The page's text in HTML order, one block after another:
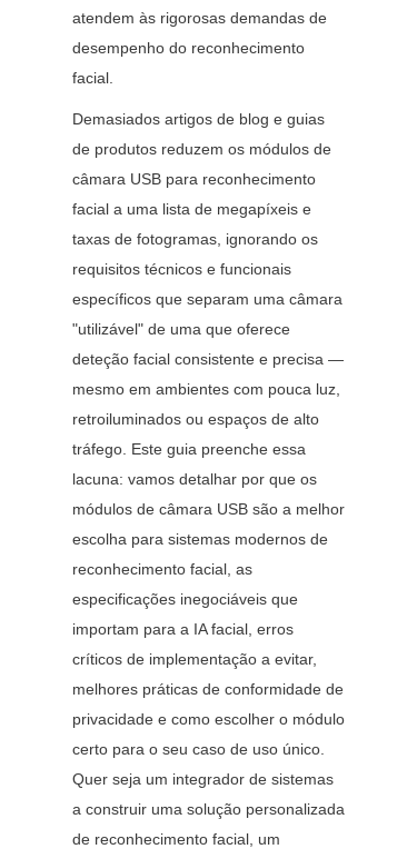
atendem às rigorosas demandas de
desempenho do reconhecimento
facial.
Demasiados artigos de blog e guias
de produtos reduzem os módulos de
câmara USB para reconhecimento
facial a uma lista de megapíxeis e
taxas de fotogramas, ignorando os
requisitos técnicos e funcionais
específicos que separam uma câmara
"utilizável" de uma que oferece
deteção facial consistente e precisa —
mesmo em ambientes com pouca luz,
retroiluminados ou espaços de alto
tráfego. Este guia preenche essa
lacuna: vamos detalhar por que os
módulos de câmara USB são a melhor
escolha para sistemas modernos de
reconhecimento facial, as
especificações inegociáveis que
importam para a IA facial, erros
críticos de implementação a evitar,
melhores práticas de conformidade de
privacidade e como escolher o módulo
certo para o seu caso de uso único.
Quer seja um integrador de sistemas
a construir uma solução personalizada
de reconhecimento facial, um